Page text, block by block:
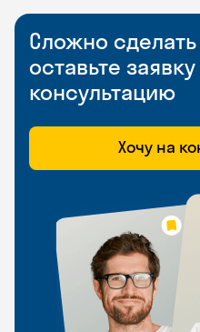
Сложно
оставьте
консультацию
Хочу на